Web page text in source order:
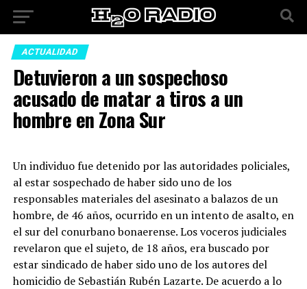
ACTUALIDAD
Detuvieron a un sospechoso
acusado de matar a tiros a un
hombre en Zona Sur
Un individuo fue detenido por las autoridades policiales,
al estar sospechado de haber sido uno de los
responsables materiales del asesinato a balazos de un
hombre, de 46 años, ocurrido en un intento de asalto, en
el sur del conurbano bonaerense. Los voceros judiciales
revelaron que el sujeto, de 18 años, era buscado por
estar sindicado de haber sido uno de los autores del
homicidio de Sebastián Rubén Lazarte. De acuerdo a lo